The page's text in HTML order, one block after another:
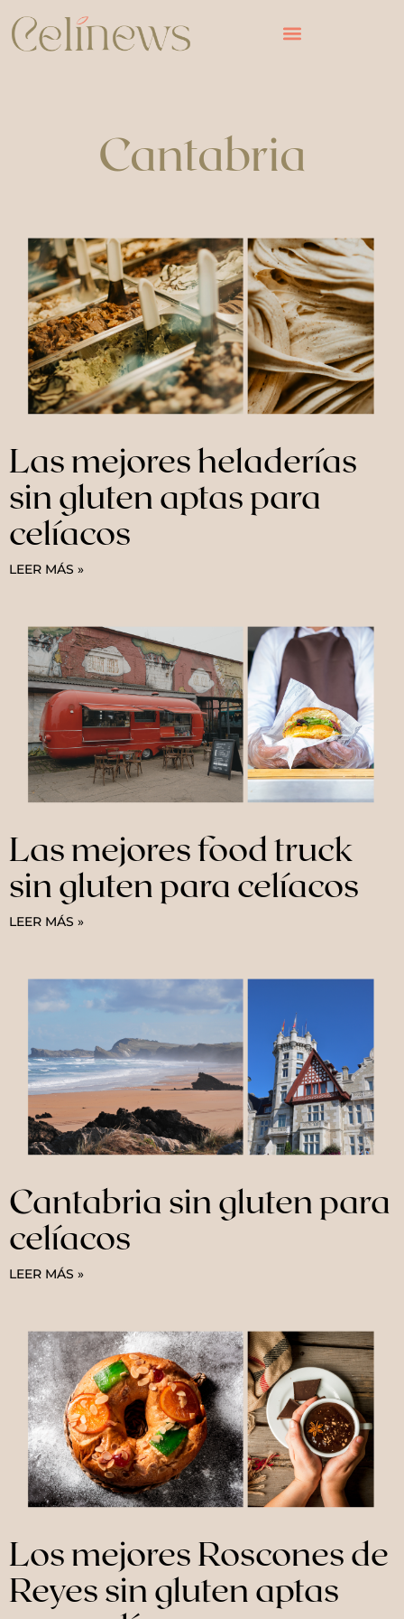
Cantabria
Las mejores heladerías
sin gluten aptas para
celíacos
LEER MÁS »
Las mejores food truck
sin gluten para celíacos
LEER MÁS »
Cantabria sin gluten para
celíacos
LEER MÁS »
Los mejores Roscones de
Reyes sin gluten aptas